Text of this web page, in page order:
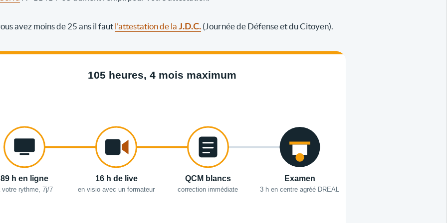
avez moins de 25 ans il faut l'attestation de la J.D.C. (Journée de Défense et du Citoyen).